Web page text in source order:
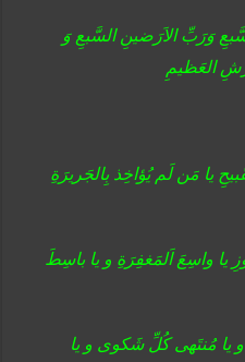
وَرَبِّ الاَرَضینِ السَّبعِ وَ
العَظیمِ
یا مَن لَم یُؤاخِذ بِالجَریرَةِ
یا واسِعَ اَلمَغفِرَةِ و یا باسِطَ
یا مُنتَهی کُلِّ شَکوی و یا